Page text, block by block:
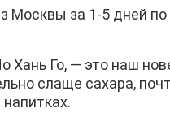
Москвы за 1-5 дней
Хань Го, — это наш
слаще сахара,